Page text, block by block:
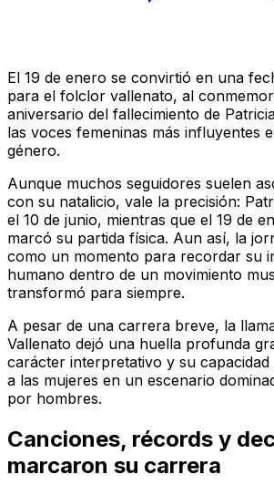
El 19 de enero se convirtió en una
para el folclor vallenato, al
aniversario del fallecimiento de
las voces femeninas más influyentes
género.
Aunque muchos seguidores suelen
con su natalicio, vale la precisión:
el 10 de junio, mientras que el 19 de
marcó su partida física. Aun así, la
como un momento para recordar su
humano dentro de un movimiento
transformó para siempre.
A pesar de una carrera breve, la
Vallenato dejó una huella profunda
carácter interpretativo y su
a las mujeres en un escenario
por hombres.
Canciones, récords y
marcaron su carrera